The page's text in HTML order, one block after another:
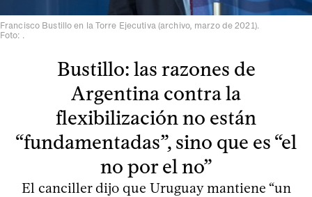
Francisco Bustillo en la Torre Ejecutiva (archivo, marzo de 2021).
Foto: .
Bustillo: las razones de
Argentina contra la
flexibilización no están
“fundamentadas”, sino que es “el
no por el no”
El canciller dijo que Uruguay mantiene “un